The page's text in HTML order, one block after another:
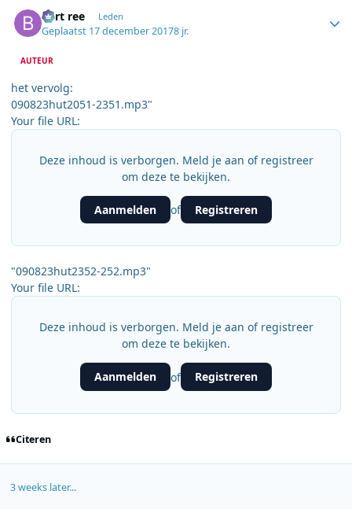
bert ree Leden
Geplaatst 17 december 20178 jr.
AUTEUR
het vervolg:
090823hut2051-2351.mp3"
Your file URL:
Deze inhoud is verborgen. Meld je aan of registreer
om deze te bekijken.
Aanmelden of Registreren
"090823hut2352-252.mp3"
Your file URL:
Deze inhoud is verborgen. Meld je aan of registreer
om deze te bekijken.
Aanmelden of Registreren
Citeren
3 weeks later...